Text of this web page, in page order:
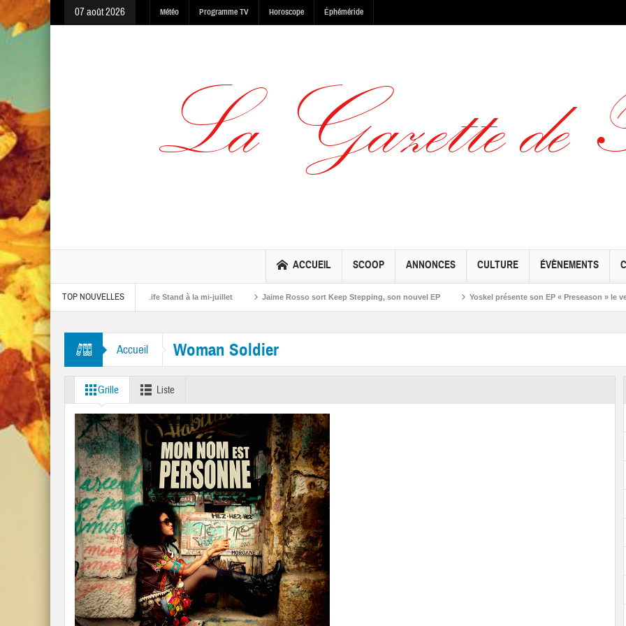
07 août 2026 Météo Programme TV Horoscope Éphéméride
ACCUEIL SCOOP ANNONCES CULTURE ÉVÈNEMENTS
TOP NOUVELLES
Made In The Dark et One Life Stand à la mi-juillet Jaime Rosso sort Keep Stepping, son nouvel EP Yoskel présente son EP « Preseason » le
Man” et “Like A Rolling Stone”
Accueil Woman Soldier
Grille Liste